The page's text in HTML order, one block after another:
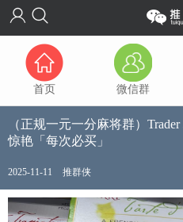
首页 微信群
（正规一元一分麻将群）
惊艳「每次必买」
2025-11-11 推群侠